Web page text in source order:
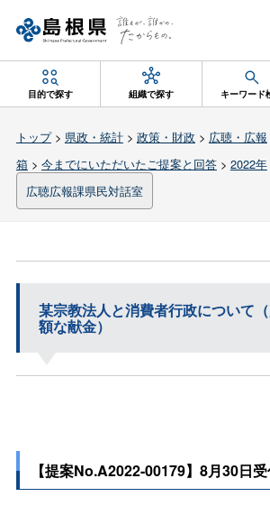
目的で探す 組織で探す キーワード
トップ> 県政・統計> 政策・財政 > 広聴・広報
箱> 今までにいただいたご提案と回答> 2022年
広聴広報課県民対話室
某宗教法人と消費者行政について
額な献金）
【提案No.A2022-00179】8月30日